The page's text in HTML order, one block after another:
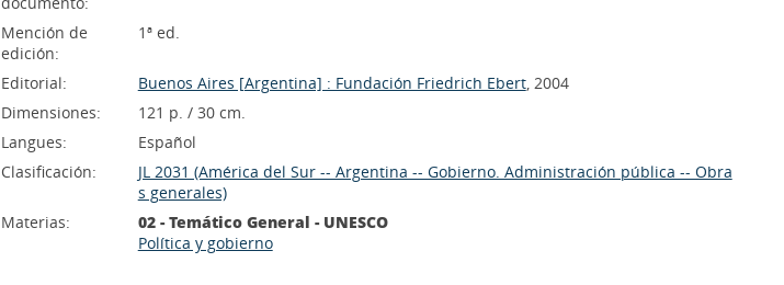
Mención de
edición:
1ª ed.
Editorial: Buenos Aires [Argentina] : Fundación Friedrich Ebert, 2004
Dimensiones:
121 p. / 30 cm.
Langues:
Español
Clasificación:
JL 2031 (América del Sur -- Argentina -- Gobierno. Administración pública -- Obra
s generales)
Materias:
02 - Temático General - UNESCO
Política y gobierno